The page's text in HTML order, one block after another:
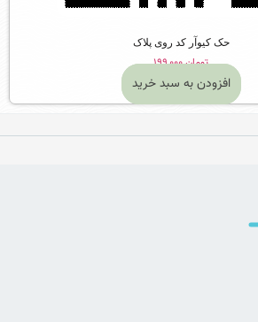
حک کیوآر کد روی پلاک
تومان۱۹۹,۰۰۰
افزودن به سبد خرید